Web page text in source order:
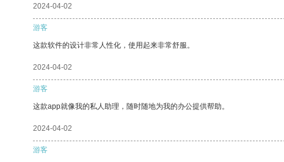
2024-04-02
游客
这款软件的设计非常人性化，使用起来非常舒服。
2024-04-02
游客
这款app就像我的私人助理，随时随地为我的办公提供帮助。
2024-04-02
游客